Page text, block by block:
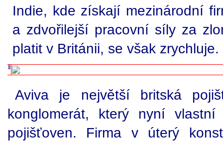
Indie, kde získají mezinárodní
a zdvořilejší pracovní síly za
platit v Británii, se však zrychluje.
Aviva je největší britská
konglomerát, který nyní
pojišťoven. Firma v úterý